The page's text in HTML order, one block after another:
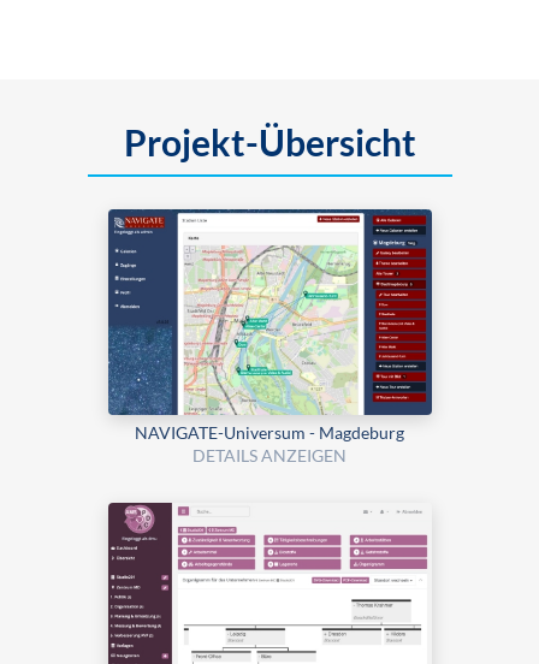
Projekt-Übersicht
NAVIGATE-Universum - Magdeburg
DETAILS ANZEIGEN